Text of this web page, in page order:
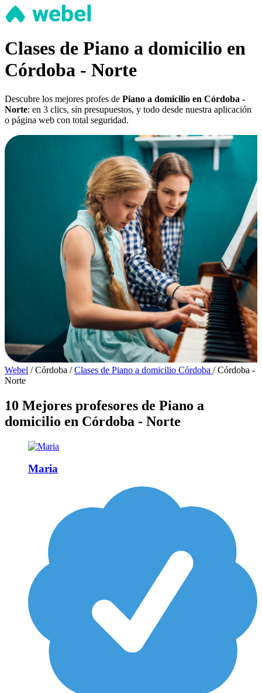
Clases de Piano a domicilio en
Córdoba - Norte
Descubre los mejores profes de Piano a domicilio en Córdoba -
Norte: en 3 clics, sin presupuestos, y todo desde nuestra aplicación
o página web con total seguridad.
Webel / Córdoba / Clases de Piano a domicilio Córdoba / Córdoba -
Norte
10 Mejores profesores de Piano a
domicilio en Córdoba - Norte
Maria